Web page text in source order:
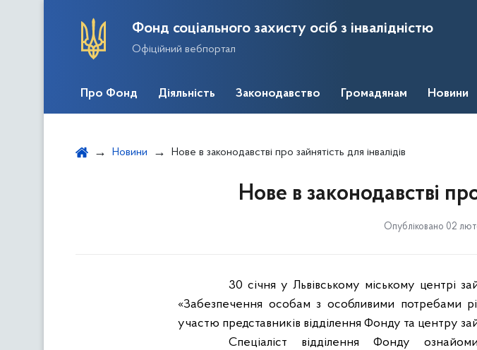
Фонд соціального захисту осіб з інвалідністю
Офіційний вебпортал
Про Фонд Діяльність Законодавство Громадянам Новини
Новини Нове в законодавстві про зайнятість для інвалідів
Нове в законодавстві
Опубліковано 02
30 січня у Львівському міському центрі
«Забезпечення особам з особливими потребами
участю представників відділення Фонду та центру
Спеціаліст відділення Фонду